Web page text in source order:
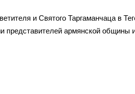
и Святого Таргаманчаца в
представителей армянской общины